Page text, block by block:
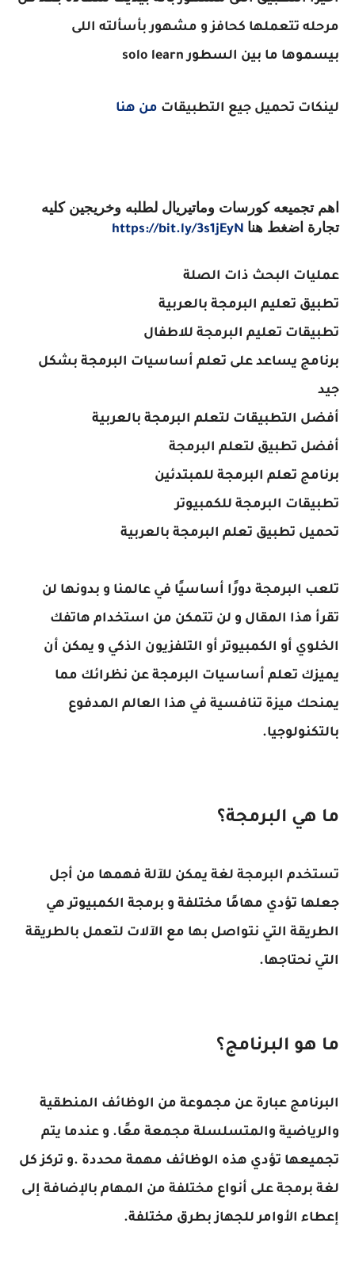
مرحله تتعملها كحافز و مشهور بأسألته اللى
بيسموها ما بين السطور solo learn
لينكات تحميل جيع التطبيقات من هنا
اهم تجميعه كورسات وماتيريال لطلبه وخريجين كليه
تجارة اضغط هنا
عمليات البحث ذات الصلة
تطبيق تعليم البرمجة بالعربية
تطبيقات تعليم البرمجة للاطفال
برنامج يساعد على تعلم أساسيات البرمجة بشكل
جيد
أفضل التطبيقات لتعلم البرمجة بالعربية
أفضل تطبيق لتعلم البرمجة
برنامج تعلم البرمجة للمبتدئين
تطبيقات البرمجة للكمبيوتر
تحميل تطبيق تعلم البرمجة بالعربية
تلعب البرمجة دورًا أساسيًا في عالمنا و بدونها لن
تقرأ هذا المقال و لن تتمكن من استخدام هاتفك
الخلوي أو الكمبيوتر أو التلفزيون الذكي و يمكن أن
يميزك تعلم أساسيات البرمجة عن نظرائك مما
يمنحك ميزة تنافسية في هذا العالم المدفوع
بالتكنولوجيا.
ما هي البرمجة؟
تستخدم البرمجة لغة يمكن للآلة فهمها من أجل
جعلها تؤدي مهامًا مختلفة و برمجة الكمبيوتر هي
الطريقة التي نتواصل بها مع الآلات لتعمل بالطريقة
التي نحتاجها.
ما هو البرنامج؟
البرنامج عبارة عن مجموعة من الوظائف المنطقية
والرياضية والمتسلسلة مجمعة معًا. و عندما يتم
تجميعها تؤدي هذه الوظائف مهمة محددة .و تركز كل
لغة برمجة على أنواع مختلفة من المهام بالإضافة إلى
إعطاء الأوامر للجهاز بطرق مختلفة.